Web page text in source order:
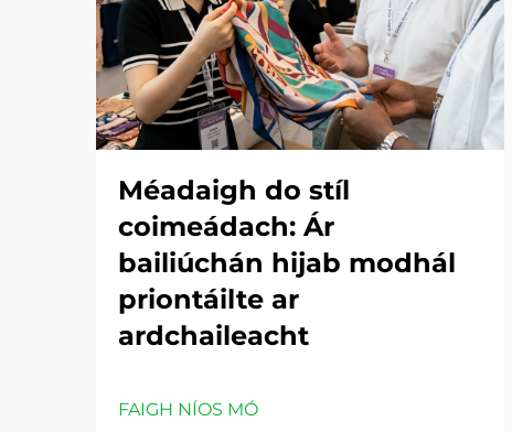
Méadaigh do stíl
coimeádach: Ár
bailiúchán hijab modhál
priontáilte ar
ardchaileacht
FAIGH NÍOS MÓ